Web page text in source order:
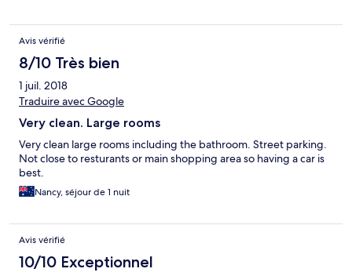
Avis vérifié
8/10 Très bien
1 juil. 2018
Traduire avec Google
Very clean. Large rooms
Very clean large rooms including the bathroom. Street parking.
Not close to resturants or main shopping area so having a car is
best.
Nancy, séjour de 1 nuit
Avis vérifié
10/10 Exceptionnel